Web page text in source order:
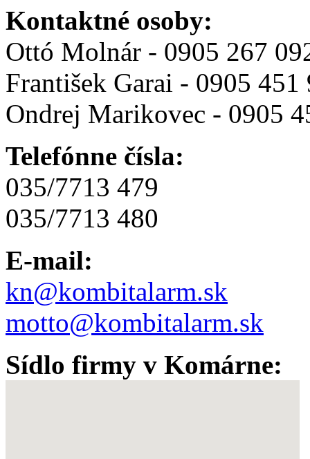
Kontaktné osoby:
Ottó Molnár - 0905 267
František Garai - 0905 451
Ondrej Marikovec - 0905
Telefónne čísla:
035/7713 479
035/7713 480
E-mail:
kn@kombitalarm.sk
motto@kombitalarm.sk
Sídlo firmy v Komárne: